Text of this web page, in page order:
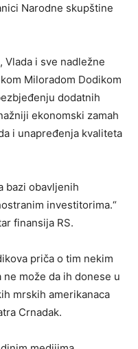
Narodne skupštine
Vlada i sve nadležne
Miloradom Dodikom
dodatnih
ekonomski zamah
i unapređenja kvaliteta
bazi obavljenih
investitorima.“
finansija RS.
priča o tim nekim
može da ih donese u
mrskih amerikanaca
Crnadak.